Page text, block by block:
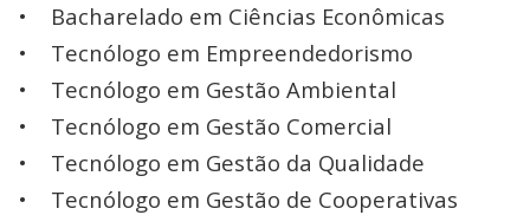
• Bacharelado em Ciências Econômicas
• Tecnólogo em Empreendedorismo
• Tecnólogo em Gestão Ambiental
• Tecnólogo em Gestão Comercial
• Tecnólogo em Gestão da Qualidade
• Tecnólogo em Gestão de Cooperativas